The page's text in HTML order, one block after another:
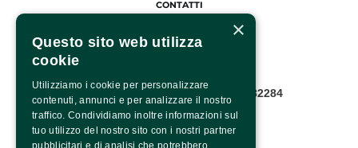
CONTATTI
Corso Italia, 53
Infopoint WhatsApp: +39 081 8782284
Pagina contatti
SOCIAL
×
Questo sito web utilizza
cookie
Utilizziamo i cookie per personalizzare
contenuti, annunci e per analizzare il nostro
traffico. Condividiamo inoltre informazioni sul
tuo utilizzo del nostro sito con i nostri partner
pubblicitari e di analisi che potrebbero